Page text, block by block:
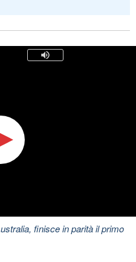
finisce in parità il primo